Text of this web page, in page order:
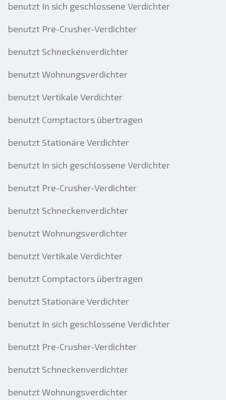
benutzt In sich geschlossene Verdichter
benutzt Pre-Crusher-Verdichter
benutzt Schneckenverdichter
benutzt Wohnungsverdichter
benutzt Vertikale Verdichter
benutzt Comptactors übertragen
benutzt Stationäre Verdichter
benutzt In sich geschlossene Verdichter
benutzt Pre-Crusher-Verdichter
benutzt Schneckenverdichter
benutzt Wohnungsverdichter
benutzt Vertikale Verdichter
benutzt Comptactors übertragen
benutzt Stationäre Verdichter
benutzt In sich geschlossene Verdichter
benutzt Pre-Crusher-Verdichter
benutzt Schneckenverdichter
benutzt Wohnungsverdichter